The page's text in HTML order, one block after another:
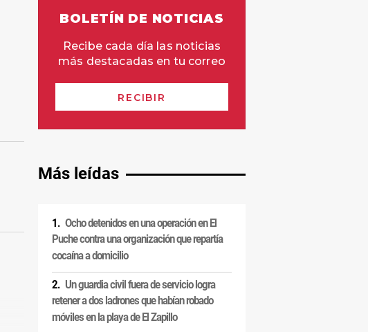
Más leídas
Ocho detenidos en una operación en El
Puche contra una organización que repartía
cocaína a domicilio
Un guardia civil fuera de servicio logra
retener a dos ladrones que habían robado
móviles en la playa de El Zapillo